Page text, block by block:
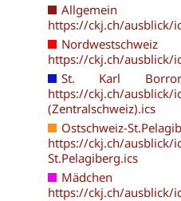
https://ckj.ch/ausblick/
https://ckj.ch/ausblick/
St. Karl
https://ckj.ch/
(Zentralschweiz).ics
https://ckj.ch/ausblick/
St.Pelagiberg.ics
https://ckj.ch/ausblick/